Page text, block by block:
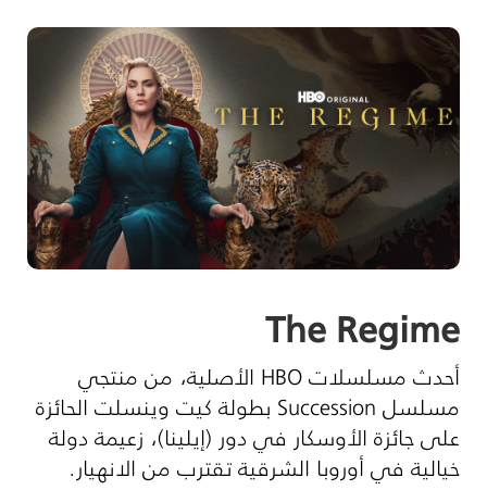
The Regime
أحدث مسلسلاتHBO الأصلية، من منتجي
مسلسلSuccession بطولة كيت وينسلت الحائزة
على جائزة الأوسكار في دور (إيلينا)، زعيمة دولة
خيالية في أوروبا الشرقية تقترب من الانهيار.